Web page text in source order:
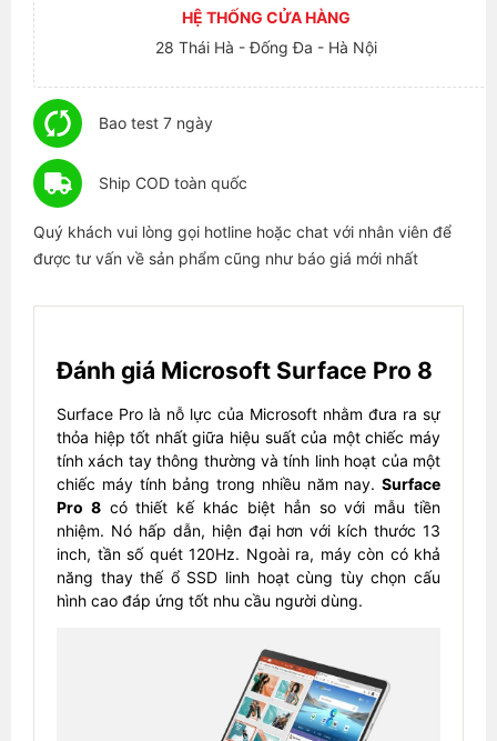
HỆ THỐNG CỬA HÀNG
28 Thái Hà - Đống Đa - Hà Nội
Bao test 7 ngày
Ship COD toàn quốc
Quý khách vui lòng gọi hotline hoặc chat với nhân viên để
được tư vấn về sản phẩm cũng như báo giá mới nhất
Đánh giá Microsoft Surface Pro 8
Surface Pro là nỗ lực của Microsoft nhằm đưa ra sự
thỏa hiệp tốt nhất giữa hiệu suất của một chiếc máy
tính xách tay thông thường và tính linh hoạt của một
chiếc máy tính bảng trong nhiều năm nay. Surface
Pro 8có thiết kế khác biệt hẳn so với mẫu tiền
nhiệm. Nó hấp dẫn, hiện đại hơn với kích thước 13
inch, tần số quét 120Hz. Ngoài ra, máy còn có khả
năng thay thế ổ SSD linh hoạt cùng tùy chọn cấu
hình cao đáp ứng tốt nhu cầu người dùng.